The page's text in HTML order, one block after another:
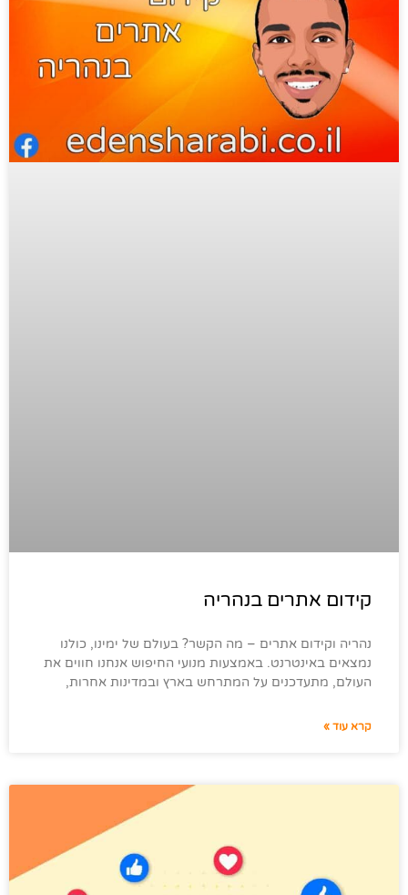
קידום אתרים בנהריה
נהריה וקידום אתרים – מה הקשר? בעולם של ימינו, כולנו
נמצאים באינטרנט. באמצעות מנועי החיפוש אנחנו חווים את
העולם, מתעדכנים על המתרחש בארץ ובמדינות אחרות,
קרא עוד »